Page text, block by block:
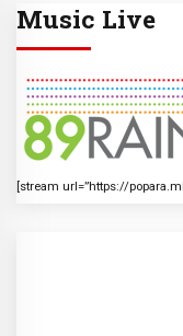
Music Live
[stream url=”https://